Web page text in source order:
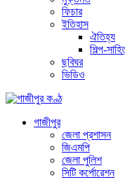
ফিচার
ইতিহাস
ঐতিহ্য
শিল্প-
ছবিঘর
ভিডিও
গাজীপুর
জেলা প্রশাসন
জিএমপি
জেলা পুলিশ
সিটি কর্পোরেশন